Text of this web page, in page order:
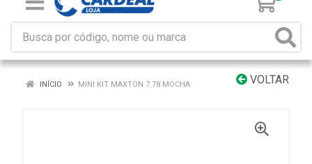
VOLTAR
INÍCIO MINI KIT MAXTON 7.78 MOCHA